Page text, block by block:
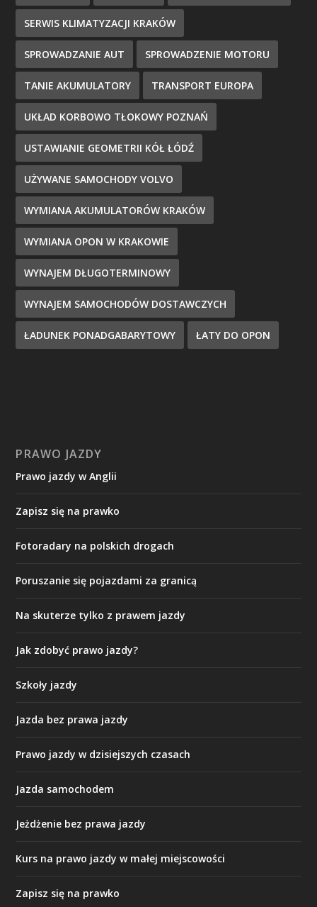
SERWIS KLIMATYZACJI KRAKÓW
SPROWADZANIE AUT SPROWADZENIE MOTORU
TANIE AKUMULATORY TRANSPORT EUROPA
UKŁAD KORBOWO TŁOKOWY POZNAŃ
USTAWIANIE GEOMETRII KÓŁ ŁÓDŹ
UŻYWANE SAMOCHODY VOLVO
WYMIANA AKUMULATORÓW KRAKÓW
WYMIANA OPON W KRAKOWIE
WYNAJEM DŁUGOTERMINOWY
WYNAJEM SAMOCHODÓW DOSTAWCZYCH
ŁADUNEK PONADGABARYTOWY ŁATY DO OPON
PRAWO JAZDY
Prawo jazdy w Anglii
Zapisz się na prawko
Fotoradary na polskich drogach
Poruszanie się pojazdami za granicą
Na skuterze tylko z prawem jazdy
Jak zdobyć prawo jazdy?
Szkoły jazdy
Jazda bez prawa jazdy
Prawo jazdy w dzisiejszych czasach
Jazda samochodem
Jeżdżenie bez prawa jazdy
Kurs na prawo jazdy w małej miejscowości
Zapisz się na prawko